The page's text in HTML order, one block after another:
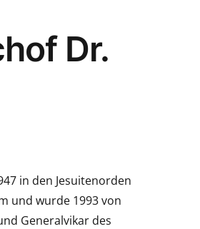
Dr.
in den Jesuitenorden
und wurde 1993 von
Generalvikar des